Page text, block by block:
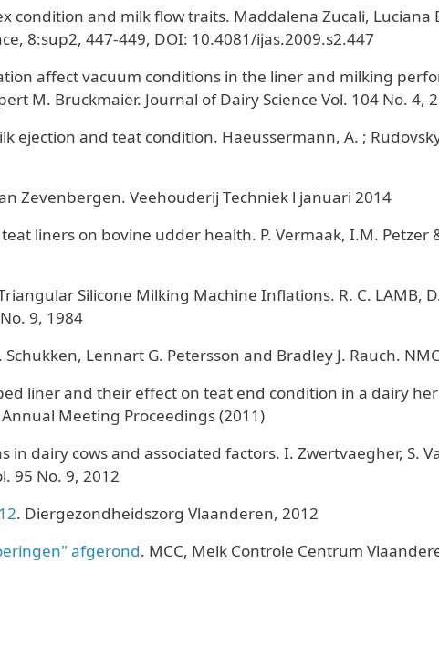
condition and milk flow traits. Maddalena Zucali, Luciana
8:sup2, 447-449, DOI: 10.4081/ijas.2009.s2.447
affect vacuum conditions in the liner and milking
M. Bruckmaier. Journal of Dairy Science Vol. 104 No. 4,
and teat condition. Haeussermann, A. ;
Zevenbergen. Veehouderij Techniek l januari 2014
liners on bovine udder health. P. Vermaak, I.M. Petzer
Silicone Milking Machine Inflations. R. C. LAMB, D.
9, 1984
Schukken, Lennart G. Petersson and Bradley J. Rauch.
liner and their effect on teat end condition in a dairy
Meeting Proceedings (2011)
dairy cows and associated factors. I. Zwertvaegher, S.
95 No. 9, 2012
. Diergezondheidszorg Vlaanderen, 2012
afgerond. MCC, Melk Controle Centrum